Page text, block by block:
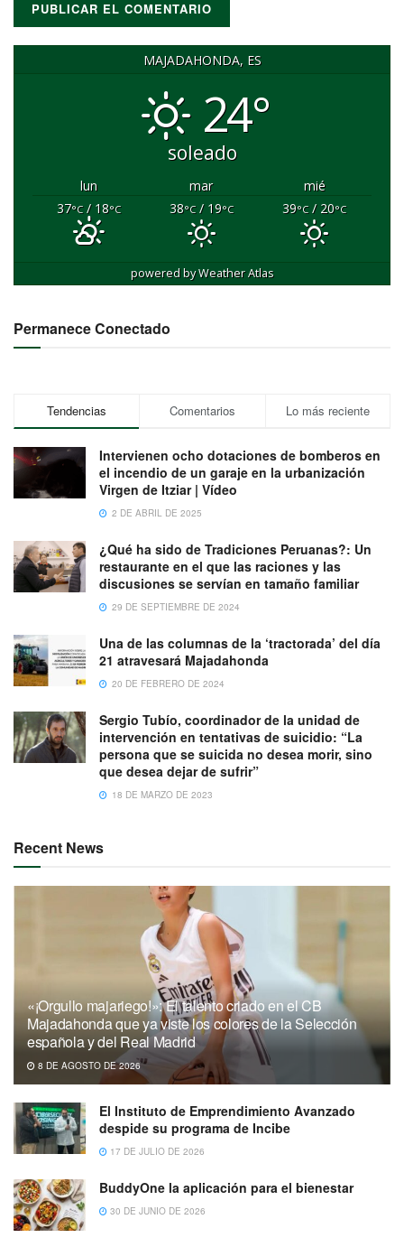
MAJADAHONDA, ES
24°
soleado
lun mar
mié
37°C/ 18°C 38°C/ 19°C 39°C/ 20°C
powered byWeather Atlas
Permanece Conectado
Tendencias Comentarios Lo más reciente
Intervienen ocho dotaciones de bomberos en
el incendio de un garaje en la urbanización
Virgen de Itziar | Vídeo
2 DE ABRIL DE 2025
¿Qué ha sido de Tradiciones Peruanas?: Un
restaurante en el que las raciones y las
discusiones se servían en tamaño familiar
29 DE SEPTIEMBRE DE 2024
Una de las columnas de la ‘tractorada’ del día
21 atravesará Majadahonda
20 DE FEBRERO DE 2024
Sergio Tubío, coordinador de la unidad de
intervención en tentativas de suicidio: “La
persona que se suicida no desea morir, sino
que desea dejar de sufrir”
18 DE MARZO DE 2023
Recent News
«¡Orgullo majariego!»: El talento criado en el CB
Majadahonda que ya viste los colores de la Selección
española y del Real Madrid
8 DE AGOSTO DE 2026
El Instituto de Emprendimiento Avanzado
despide su programa de Incibe
17 DE JULIO DE 2026
BuddyOne la aplicación para el bienestar
30 DE JUNIO DE 2026